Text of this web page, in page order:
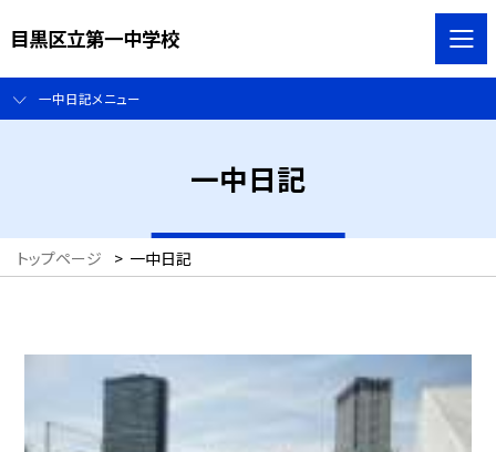
目黒区立第一中学校
一中日記メニュー
一中日記
トップページ > 一中日記